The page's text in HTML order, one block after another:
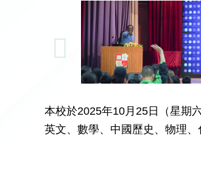
本校於2025年10月25日（星期
英文、數學、中國歷史、物理